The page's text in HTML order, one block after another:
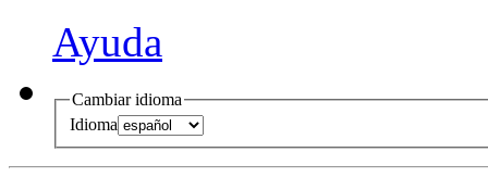
Ayuda
Cambiar idioma
Idioma